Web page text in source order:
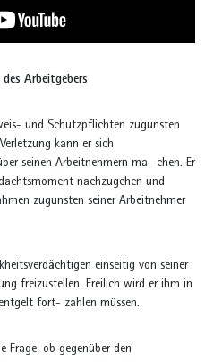
Arbeitgebers
und Schutzpflichten zugunsten
kann er sich
seinen Arbeitnehmern ma- chen. Er
nachzugehen und
zugunsten seiner Arbeitnehmer
einseitig von seiner
freizustellen. Freilich wird er ihm in
fort- zahlen müssen.
Frage, ob gegenüber den